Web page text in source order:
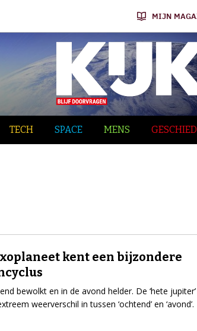
MIJN
TECH SPACE MENS
kent een bijzondere
bewolkt en in de avond helder. De ‘hete
weerverschil in tussen ‘ochtend’ en ‘avond’.